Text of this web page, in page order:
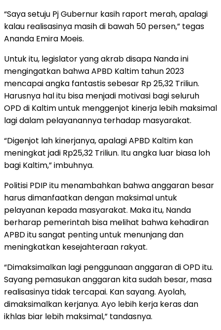
“Saya setuju Pj Gubernur kasih raport merah, apalagi
kalau realisasinya masih di bawah 50 persen,” tegas
Ananda Emira Moeis.
Untuk itu, legislator yang akrab disapa Nanda ini
mengingatkan bahwa APBD Kaltim tahun 2023
mencapai angka fantastis sebesar Rp 25,32 Triliun.
Harusnya hal itu bisa menjadi motivasi bagi seluruh
OPD di Kaltim untuk menggenjot kinerja lebih maksimal
lagi dalam pelayanannya terhadap masyarakat.
“Digenjot lah kinerjanya, apalagi APBD Kaltim kan
meningkat jadi Rp25,32 Triliun. Itu angka luar biasa loh
bagi Kaltim,” imbuhnya.
Politisi PDIP itu menambahkan bahwa anggaran besar
harus dimanfaatkan dengan maksimal untuk
pelayanan kepada masyarakat. Maka itu, Nanda
berharap pemerintah bisa melihat bahwa kehadiran
APBD itu sangat penting untuk menunjang dan
meningkatkan kesejahteraan rakyat.
“Dimaksimalkan lagi penggunaan anggaran di OPD itu.
Sayang pemasukan anggaran kita sudah besar, masa
realisasinya tidak tercapai. Kan sayang. Ayolah,
dimaksimalkan kerjanya. Ayo lebih kerja keras dan
ikhlas biar lebih maksimal,” tandasnya.